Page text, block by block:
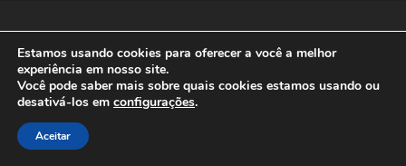
Estamos usando cookies para oferecer a você a melhor
experiência em nosso site.
Você pode saber mais sobre quais cookies estamos usando ou
desativá-los em configurações.
Aceitar